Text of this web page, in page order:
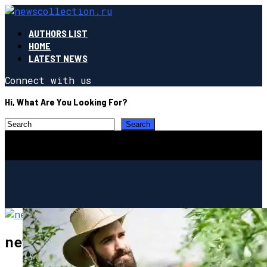
AUTHORS LIST
HOME
LATEST NEWS
Connect with us
Hi, What Are You Looking For?
newscollection.ru